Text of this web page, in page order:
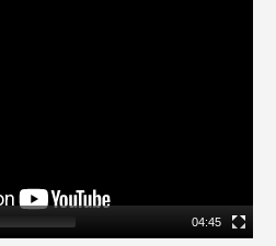
04:45